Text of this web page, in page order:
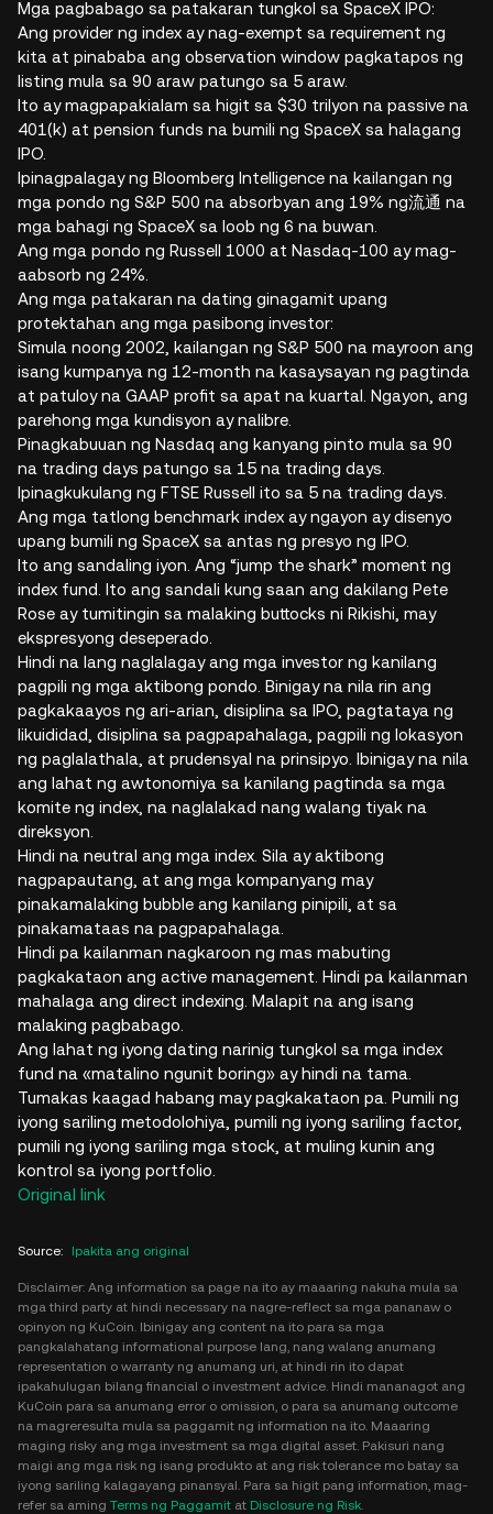
Mga pagbabago sa patakaran tungkol sa SpaceX IPO:
Ang provider ng index ay nag-exempt sa requirement ng
kita at pinababa ang observation window pagkatapos ng
listing mula sa 90 araw patungo sa 5 araw.
Ito ay magpapakialam sa higit sa $30 trilyon na passive na
401(k) at pension funds na bumili ng SpaceX sa halagang
IPO.
Ipinagpalagay ng Bloomberg Intelligence na kailangan ng
mga pondo ng S&P 500 na absorbyan ang 19% ng流通 na
mga bahagi ng SpaceX sa loob ng 6 na buwan.
Ang mga pondo ng Russell 1000 at Nasdaq-100 ay mag-
aabsorb ng 24%.
Ang mga patakaran na dating ginagamit upang
protektahan ang mga pasibong investor:
Simula noong 2002, kailangan ng S&P 500 na mayroon ang
isang kumpanya ng 12-month na kasaysayan ng pagtinda
at patuloy na GAAP profit sa apat na kuartal. Ngayon, ang
parehong mga kundisyon ay nalibre.
Pinagkabuuan ng Nasdaq ang kanyang pinto mula sa 90
na trading days patungo sa 15 na trading days.
Ipinagkukulang ng FTSE Russell ito sa 5 na trading days.
Ang mga tatlong benchmark index ay ngayon ay disenyo
upang bumili ng SpaceX sa antas ng presyo ng IPO.
Ito ang sandaling iyon. Ang “jump the shark” moment ng
index fund. Ito ang sandali kung saan ang dakilang Pete
Rose ay tumitingin sa malaking buttocks ni Rikishi, may
ekspresyong deseperado.
Hindi na lang naglalagay ang mga investor ng kanilang
pagpili ng mga aktibong pondo. Binigay na nila rin ang
pagkakaayos ng ari-arian, disiplina sa IPO, pagtataya ng
likuididad, disiplina sa pagpapahalaga, pagpili ng lokasyon
ng paglalathala, at prudensyal na prinsipyo. Ibinigay na nila
ang lahat ng awtonomiya sa kanilang pagtinda sa mga
komite ng index, na naglalakad nang walang tiyak na
direksyon.
Hindi na neutral ang mga index. Sila ay aktibong
nagpapautang, at ang mga kompanyang may
pinakamalaking bubble ang kanilang pinipili, at sa
pinakamataas na pagpapahalaga.
Hindi pa kailanman nagkaroon ng mas mabuting
pagkakataon ang active management. Hindi pa kailanman
mahalaga ang direct indexing. Malapit na ang isang
malaking pagbabago.
Ang lahat ng iyong dating narinig tungkol sa mga index
fund na «matalino ngunit boring» ay hindi na tama.
Tumakas kaagad habang may pagkakataon pa. Pumili ng
iyong sariling metodolohiya, pumili ng iyong sariling factor,
pumili ng iyong sariling mga stock, at muling kunin ang
kontrol sa iyong portfolio.
Original link
Source: Ipakita ang original
Disclaimer: Ang information sa page na ito ay maaaring nakuha mula sa
mga third party at hindi necessary na nagre-reflect sa mga pananaw o
opinyon ng KuCoin. Ibinigay ang content na ito para sa mga
pangkalahatang informational purpose lang, nang walang anumang
representation o warranty ng anumang uri, at hindi rin ito dapat
ipakahulugan bilang financial o investment advice. Hindi mananagot ang
KuCoin para sa anumang error o omission, o para sa anumang outcome
na magreresulta mula sa paggamit ng information na ito. Maaaring
maging risky ang mga investment sa mga digital asset. Pakisuri nang
maigi ang mga risk ng isang produkto at ang risk tolerance mo batay sa
iyong sariling kalagayang pinansyal. Para sa higit pang information, mag-
refer sa aming Terms ng Paggamit at Disclosure ng Risk.